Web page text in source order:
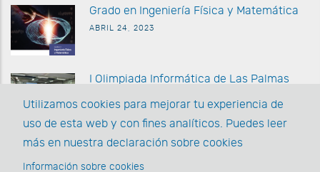
Grado en Ingeniería Física y Matemática
ABRIL 24, 2023
I Olimpiada Informática de Las Palmas
La EII posee la acreditación AUDIT y la
Utilizamos cookies para mejorar tu experiencia de
uso de esta web y con fines analíticos. Puedes leer
más en nuestra declaración sobre cookies
Información sobre cookies